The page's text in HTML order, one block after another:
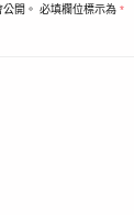
開。 必填欄位標示為 *